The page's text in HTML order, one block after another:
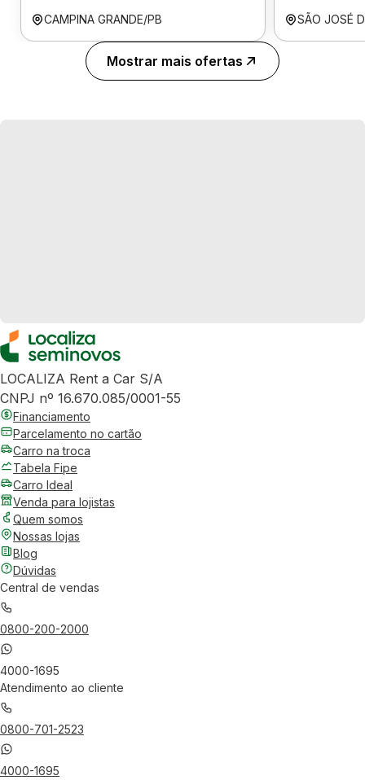
CAMPINA GRANDE/PB SÃO JOSÉ
Mostrar mais ofertas
LOCALIZA Rent a Car S/A
CNPJ nº 16.670.085/0001-55
Financiamento
Parcelamento no cartão
Carro na troca
Tabela Fipe
Carro Ideal
Venda para lojistas
Quem somos
Nossas lojas
Blog
Dúvidas
Central de vendas
0800-200-2000
4000-1695
Atendimento ao cliente
0800-701-2523
4000-1695